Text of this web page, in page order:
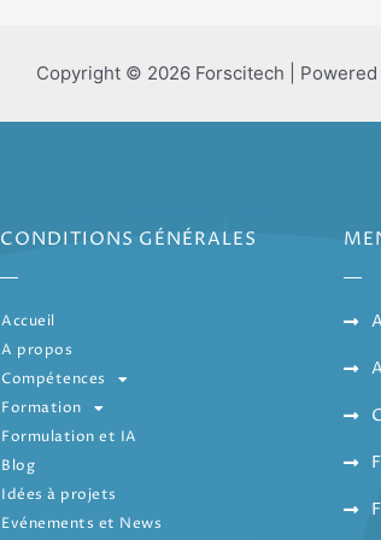
Copyright © 2026 Forscitech | Powered
CONDITIONS GÉNÉRALES
Accueil
A propos
Compétences
Formation
Formulation et IA
Blog
Idées à projets
Evénements et News